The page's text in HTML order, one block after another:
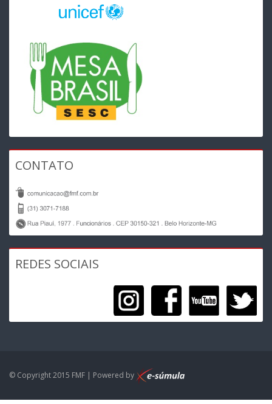
CONTATO
REDES SOCIAIS
© Copyright 2015 FMF | Powered by